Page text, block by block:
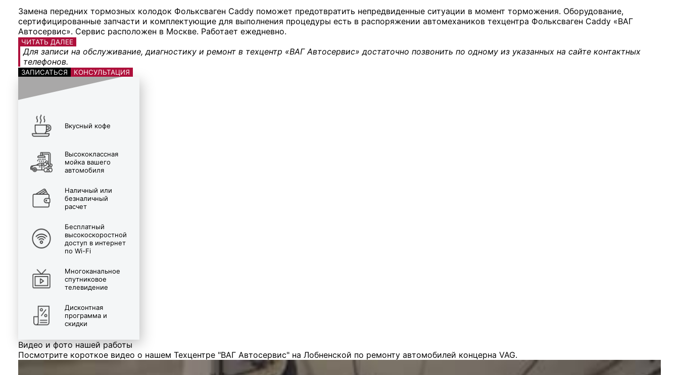
Замена передних тормозных колодок Фольксваген Caddy поможет предотвратить непредвиденные ситуации в момент торможения. Оборудование,
сертифицированные запчасти и комплектующие для выполнения процедуры есть в распоряжении автомехаников техцентра Фольксваген Caddy «ВАГ
Автосервис». Сервис расположен в Москве. Работает ежедневно.
ЧИТАТЬ ДАЛЕЕ
Для записи на обслуживание, диагностику и ремонт в техцентр «ВАГ Автосервис» достаточно позвонить по одному из указанных на сайте контактных
телефонов.
ЗАПИСАТЬСЯ КОНСУЛЬТАЦИЯ
Вкусный кофе
Высококлассная
мойка вашего
автомобиля
Наличный или
безналичный
расчет
Бесплатный
высокоскоростной
доступ в интернет
по Wi-Fi
Многоканальное
спутниковое
телевидение
Дисконтная
программа и
скидки
Видео и фото нашей работы
Посмотрите короткое видео о нашем Техцентре "ВАГ Автосервис" на Лобненской по ремонту автомобилей концерна VAG.